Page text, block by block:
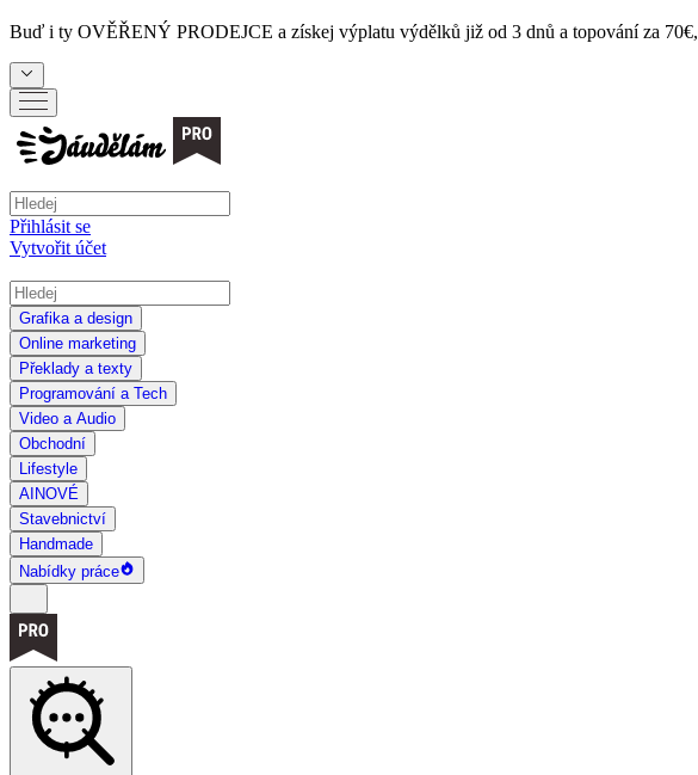
Buď i ty OVĚŘENÝ PRODEJCE a získej výplatu výdělků již od 3 dnů a topování za 70€,
Přihlásit se
Vytvořit účet
Grafika a design
Online marketing
Překlady a texty
Programování a Tech
Video a Audio
Obchodní
Lifestyle
AI NOVÉ
Stavebnictví
Handmade
Nabídky práce